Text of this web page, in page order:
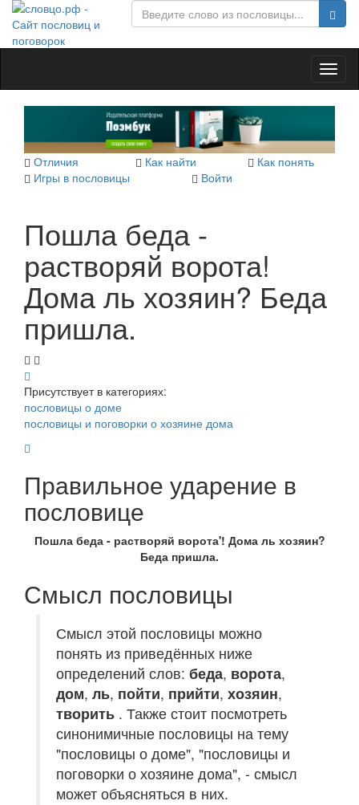
Отличия Как найти
Как понять
Игры в пословицы
Войти
Пошла беда -
растворяй ворота!
Дома ль хозяин? Беда
пришла.
Присутствует в категориях:
пословицы о доме
пословицы и поговорки о хозяине дома
Правильное ударение в
пословице
Пошла беда - растворяй ворота'! Дома ль хозяин?
Беда пришла.
Смысл пословицы
Смысл этой пословицы можно
понять из приведённых ниже
определений слов: беда, ворота,
дом, ль, пойти, прийти, хозяин,
творить . Также стоит посмотреть
синонимичные пословицы на тему
"пословицы о доме", "пословицы и
поговорки о хозяине дома", - смысл
может объясняться в них.